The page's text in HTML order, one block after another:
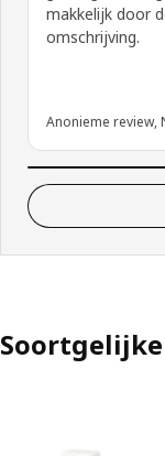
makkelijk door
omschrijving.
Anonieme review,